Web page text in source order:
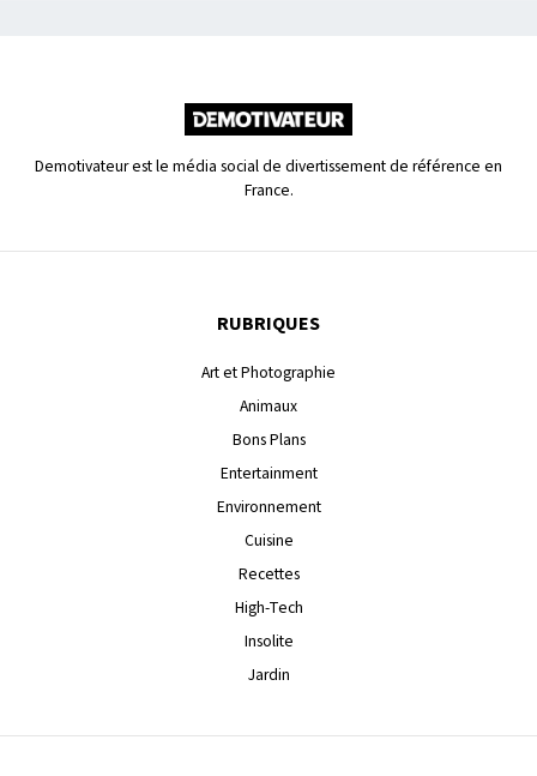
Demotivateur est le média social de divertissement de référence en
France.
RUBRIQUES
Art et Photographie
Animaux
Bons Plans
Entertainment
Environnement
Cuisine
Recettes
High-Tech
Insolite
Jardin